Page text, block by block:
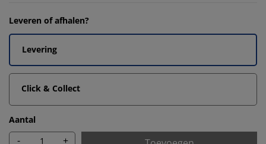
Leveren of afhalen?
Levering
Click & Collect
Aantal
- +